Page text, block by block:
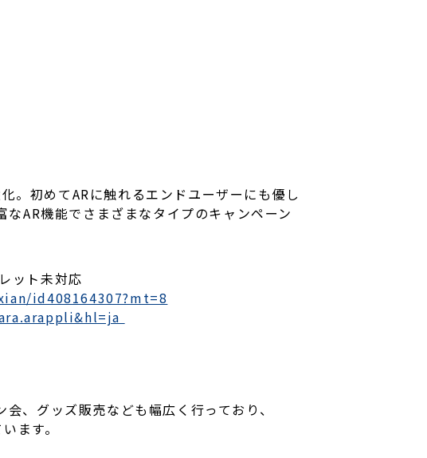
。初めてARに触れるエンドユーザーにも優し
AR機能でさまざまなタイプのキャンペーン
ット未対応
id408164307?mt=8
、グッズ販売なども幅広く行っており、
ます。